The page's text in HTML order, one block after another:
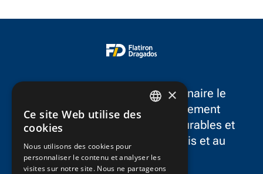
marquants de
Howe
officielle du pont
FlatironDragados est le partenaire le
plus fiable dans le développement
d’infrastructures résilientes, durables et
novatrices dans aux États-Unis et au
Canada.
×
Ce site Web utilise des
cookies
Nous utilisons des cookies pour
personnaliser le contenu et analyser les
visites sur notre site. Nous ne partageons